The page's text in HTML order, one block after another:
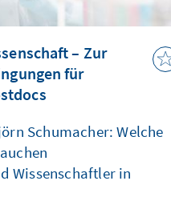
– Zur
für
Schumacher: Welche
Wissenschaftler in